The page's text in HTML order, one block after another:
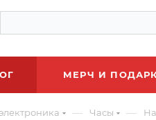
МЕРЧ И
— Часы —